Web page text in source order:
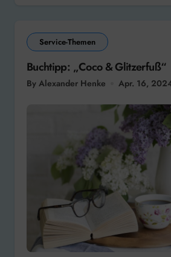
Service-Themen
Buchtipp: „Coco & Glitzerfuß“
By Alexander Henke Apr. 16,